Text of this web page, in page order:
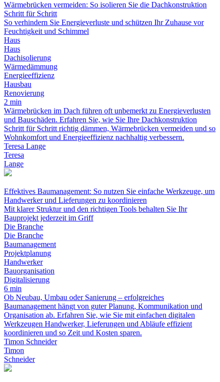
Wärmebrücken vermeiden: So isolieren Sie die Dachkonstruktion
Schritt für Schritt
So verhindern Sie Energieverluste und schützen Ihr Zuhause vor
Feuchtigkeit und Schimmel
Haus
Haus
Dachisolierung
Wärmedämmung
Energieeffizienz
Hausbau
Renovierung
2 min
Wärmebrücken im Dach führen oft unbemerkt zu Energieverlusten
und Bauschäden. Erfahren Sie, wie Sie Ihre Dachkonstruktion
Schritt für Schritt richtig dämmen, Wärmebrücken vermeiden und so
Wohnkomfort und Energieeffizienz nachhaltig verbessern.
Teresa Lange
Teresa
Lange
Effektives Baumanagement: So nutzen Sie einfache Werkzeuge, um
Handwerker und Lieferungen zu koordinieren
Mit klarer Struktur und den richtigen Tools behalten Sie Ihr
Bauprojekt jederzeit im Griff
Die Branche
Die Branche
Baumanagement
Projektplanung
Handwerker
Bauorganisation
Digitalisierung
6 min
Ob Neubau, Umbau oder Sanierung – erfolgreiches
Baumanagement hängt von guter Planung, Kommunikation und
Organisation ab. Erfahren Sie, wie Sie mit einfachen digitalen
Werkzeugen Handwerker, Lieferungen und Abläufe effizient
koordinieren und so Zeit und Kosten sparen.
Timon Schneider
Timon
Schneider